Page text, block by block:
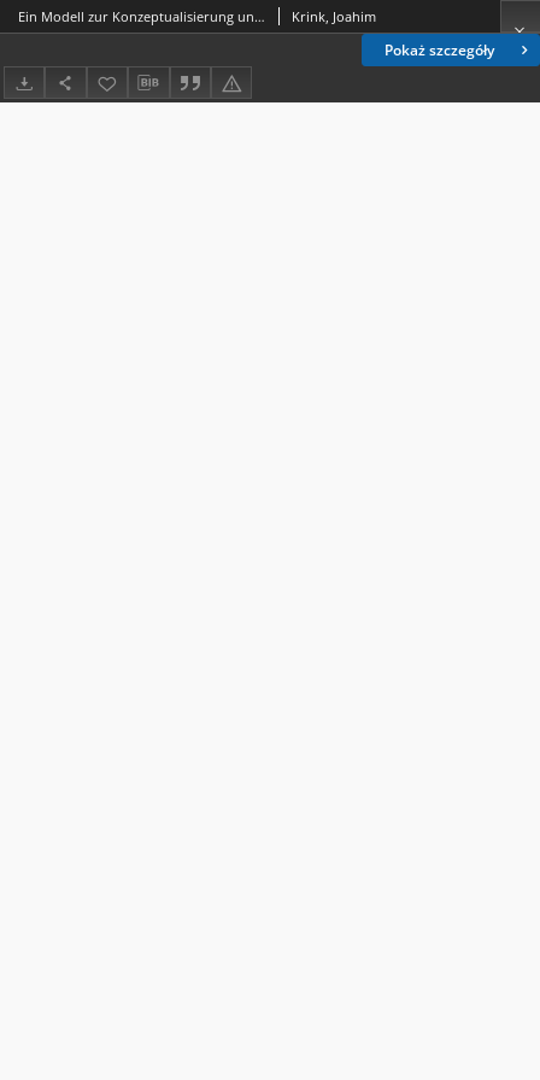
Pokaż szczegóły
Ein Modell zur Konzeptualisierung und Beurteilung formaler Organisationsstrukturen Krink, Joahim